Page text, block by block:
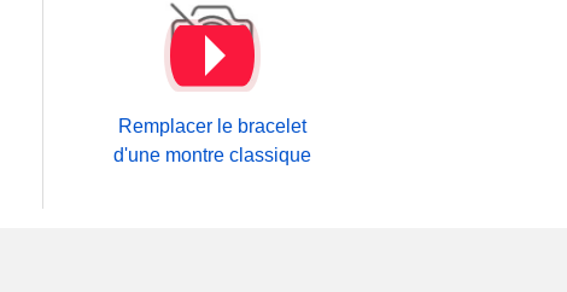
Remplacer le bracelet
d'une montre classique